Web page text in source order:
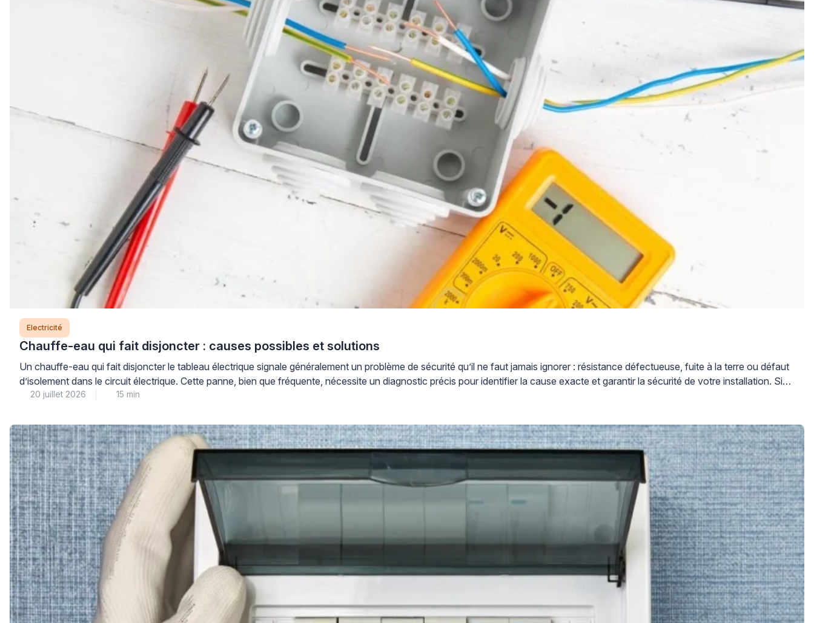
Electricité
Chauffe-eau qui fait disjoncter : causes possibles et solutions
Un chauffe-eau qui fait disjoncter le tableau électrique signale généralement un problème de sécurité qu’il ne faut jamais ignorer : résistance défectueuse, fuite à la terre ou défaut
d’isolement dans le circuit électrique. Cette panne, bien que fréquente, nécessite un diagnostic précis pour identifier la cause exacte et garantir la sécurité de votre installation. Si
[…]20 juillet 2026 15 min